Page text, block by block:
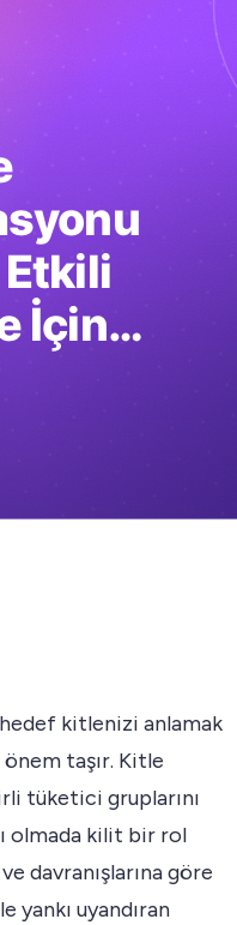
kitlenizi anlamak
taşır. Kitle
tüketici gruplarını
olmada kilit bir rol
davranışlarına göre
yankı uyandıran